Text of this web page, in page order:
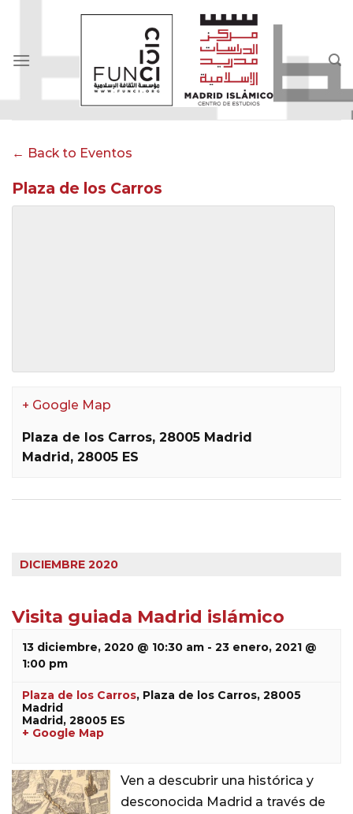
← Back to Eventos
Plaza de los Carros
+ Google Map
Plaza de los Carros, 28005 Madrid
Madrid, 28005 ES
DICIEMBRE 2020
Visita guiada Madrid islámico
13 diciembre, 2020 @ 10:30 am - 23 enero, 2021 @
1:00 pm
Plaza de los Carros, Plaza de los Carros, 28005
Madrid
Madrid, 28005 ES
+ Google Map
Ven a descubrir una histórica y
desconocida Madrid a través de